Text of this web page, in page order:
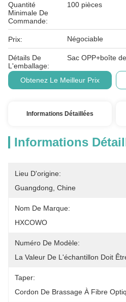
Quantité
Minimale De
Commande:
100 pièces
Prix: Négociable
Détails De
L'emballage:
Sac OPP+boîte
Obtenez Le Meilleur Prix
Informations Détaillées
Informations
Lieu D'origine:
Guangdong, Chine
Nom De Marque:
HXCOWO
Numéro De Modèle:
La Valeur De L'échantillon Doit
Taper:
Cordon De Brassage À Fibre